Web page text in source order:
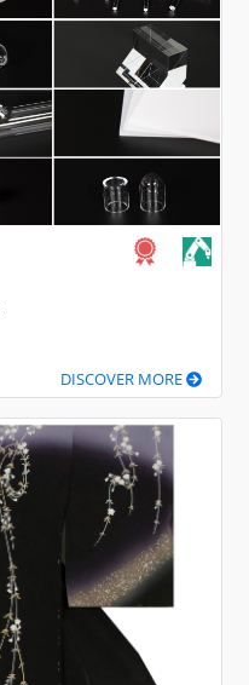
DISCOVER MORE